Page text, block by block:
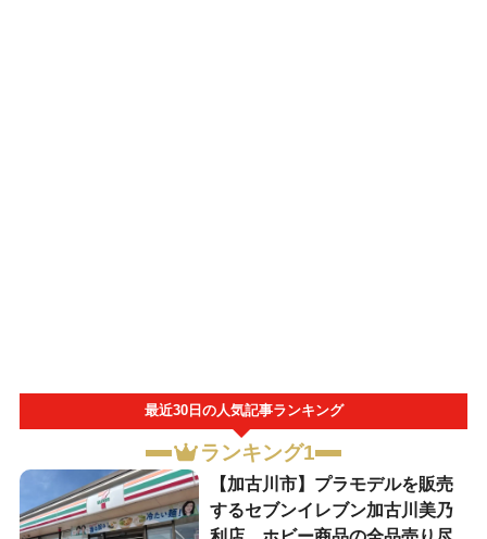
最近30日の人気記事ランキング
ランキング1
【加古川市】プラモデルを販売
するセブンイレブン加古川美乃